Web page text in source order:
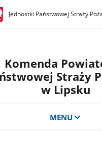
gov.pl
Jednostki Państwowej Straży
gov.pl
Jednostki
Komenda
Straży
w Lipsku
MENU